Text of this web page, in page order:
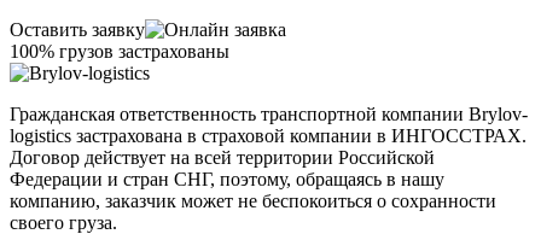
Оставить заявку
100% грузов застрахованы
Гражданская ответственность транспортной компании Brylov-
logistics застрахована в страховой компании в ИНГОСCТРАХ.
Договор действует на всей территории Российской
Федерации и стран СНГ, поэтому, обращаясь в нашу
компанию, заказчик может не беспокоиться о сохранности
своего груза.